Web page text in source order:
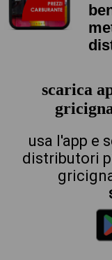
scarica
usa l'app e
distributori